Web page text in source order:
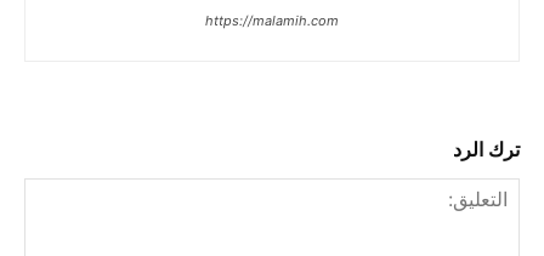
https://malamih.com
ترك الرد